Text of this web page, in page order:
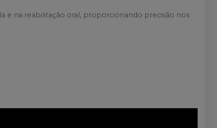
e na reabilitação oral, proporcionando precisão nos